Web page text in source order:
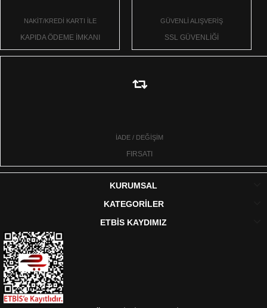
NAKİT/KREDİ KARTI İLE
KAPIDA ÖDEME İMKANI
GÜVENLİ ALIŞVERİŞ
SSL GÜVENLİĞİ
İADE / DEĞİŞİM
FIRSATI
KURUMSAL
KATEGORİLER
ETBİS KAYDIMIZ